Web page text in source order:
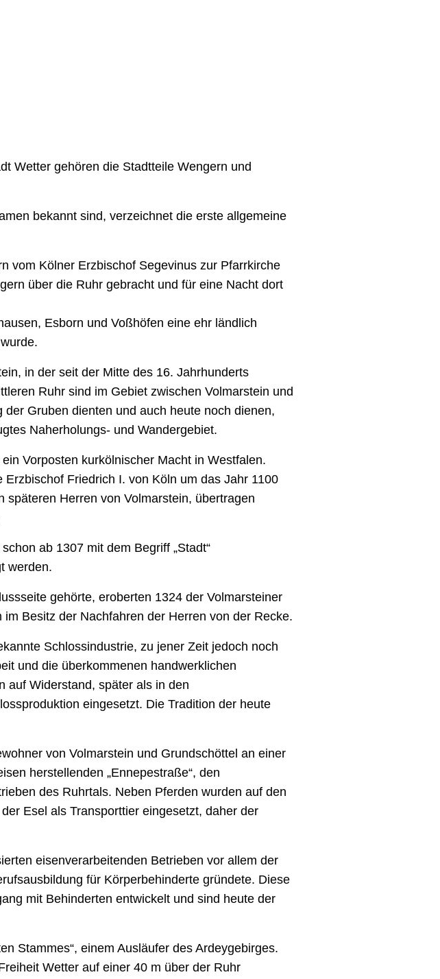
Wetter gehören die Stadtteile Wengern und
bekannt sind, verzeichnet die erste allgemeine
vom Kölner Erzbischof Segevinus zur Pfarrkirche
über die Ruhr gebracht und für eine Nacht dort
Esborn und Voßhöfen eine ehr ländlich
in der seit der Mitte des 16. Jahrhunderts
Ruhr sind im Gebiet zwischen Volmarstein und
Gruben dienten und auch heute noch dienen,
Naherholungs- und Wandergebiet.
Vorposten kurkölnischer Macht in Westfalen.
Friedrich I. von Köln um das Jahr 1100
Herren von Volmarstein, übertragen
ab 1307 mit dem Begriff „Stadt“
werden.
gehörte, eroberten 1324 der Volmarsteiner
Besitz der Nachfahren der Herren von der Recke.
Schlossindustrie, zu jener Zeit jedoch noch
und die überkommenen handwerklichen
auf Widerstand, später als in den
eingesetzt. Die Tradition der heute
von Volmarstein und Grundschöttel an einer
herstellenden „Ennepestraße“, den
des Ruhrtals. Neben Pferden wurden auf den
Esel als Transporttier eingesetzt, daher der
eisenverarbeitenden Betrieben vor allem der
für Körperbehinderte gründete. Diese
mit Behinderten entwickelt und sind heute der
Stammes“, einem Ausläufer des Ardeygebirges.
Wetter auf einer 40 m über der Ruhr